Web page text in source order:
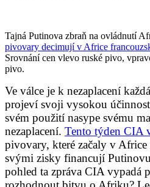
Tajná Putinova zbraň na ovládnutí
pivovary decimují v Africe
Srovnání cen vlevo ruské pivo,
pivo.
Ve válce je k nezaplacení
projeví svoji vysokou
svém použití nasype svému
nezaplacení. Tento týden CIA
pivovary, které začaly v
svými zisky financují
pohled ta zpráva CIA vypadá